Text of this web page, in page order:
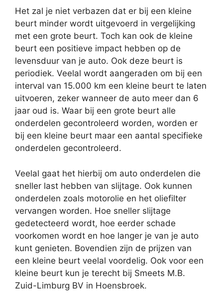
Het zal je niet verbazen dat er bij een kleine
beurt minder wordt uitgevoerd in vergelijking
met een grote beurt. Toch kan ook de kleine
beurt een positieve impact hebben op de
levensduur van je auto. Ook deze beurt is
periodiek. Veelal wordt aangeraden om bij een
interval van 15.000 km een kleine beurt te laten
uitvoeren, zeker wanneer de auto meer dan 6
jaar oud is. Waar bij een grote beurt alle
onderdelen gecontroleerd worden, worden er
bij een kleine beurt maar een aantal specifieke
onderdelen gecontroleerd.
Veelal gaat het hierbij om auto onderdelen die
sneller last hebben van slijtage. Ook kunnen
onderdelen zoals motorolie en het oliefilter
vervangen worden. Hoe sneller slijtage
gedetecteerd wordt, hoe eerder schade
voorkomen wordt en hoe langer je van je auto
kunt genieten. Bovendien zijn de prijzen van
een kleine beurt veelal voordelig. Ook voor een
kleine beurt kun je terecht bij Smeets M.B.
Zuid-Limburg BV in Hoensbroek.